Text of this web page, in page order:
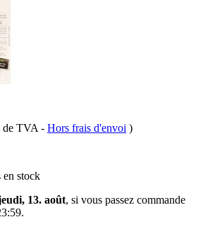
TVA - Hors frais d'envoi )
en stock
13. août, si vous passez commande
.